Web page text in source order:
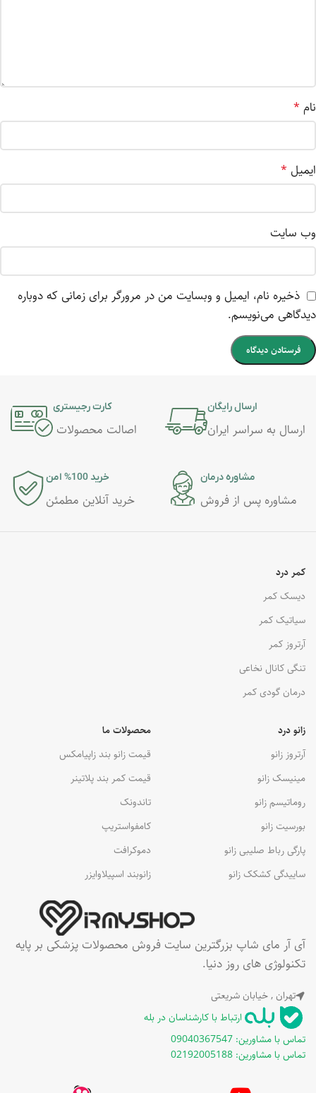
نام *
ایمیل *
وب‌ سایت
ذخیره نام، ایمیل و وبسایت من در مرورگر برای زمانی که دوباره
دیدگاهی می‌نویسم.
ارسال رایگان
ارسال به سراسر ایران
کارت رجیستری
اصالت محصولات
مشاوره درمان
مشاوره پس از فروش
خرید 100% امن
خرید آنلاین مطمئن
آی آر مای شاپ بزرگترین سایت فروش محصولات پزشکی بر پایه
تکنولوژی های روز دنیا.
تهران , خیابان شریعتی
ارتباط با کارشناسان در بله
تماس با مشاورین: 09040367547
تماس با مشاورین: 02192005188
محصولات ما
قیمت زانو بند زاپیامکس
قیمت کمر بند پلاتینر
تاندونک
کامفواستریپ
دموکرافت
زانوبند اسپیلاوایزر
زانو درد
آرتروز زانو
مینیسک زانو
روماتیسم زانو
بورسیت زانو
پارگی رباط صلیبی زانو
ساییدگی کشکک زانو
کمر درد
دیسک کمر
سیاتیک کمر
آرتروز کمر
تنگی کانال نخاعی
درمان گودی کمر